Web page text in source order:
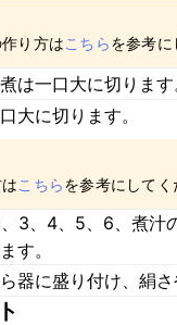
り方はこちらを参考に
は一口大に切ります
大に切ります。
こちらを参考にしてく
3、4、5、6、煮汁
す。
器に盛り付け、絹さ